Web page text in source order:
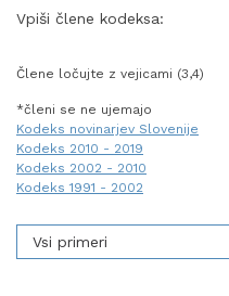
Vpiši člene kodeksa:
Člene ločujte z vejicami (3,4)
*členi se ne ujemajo
Kodeks novinarjev Slovenije
Kodeks 2010 - 2019
Kodeks 2002 - 2010
Kodeks 1991 - 2002
Vsi primeri